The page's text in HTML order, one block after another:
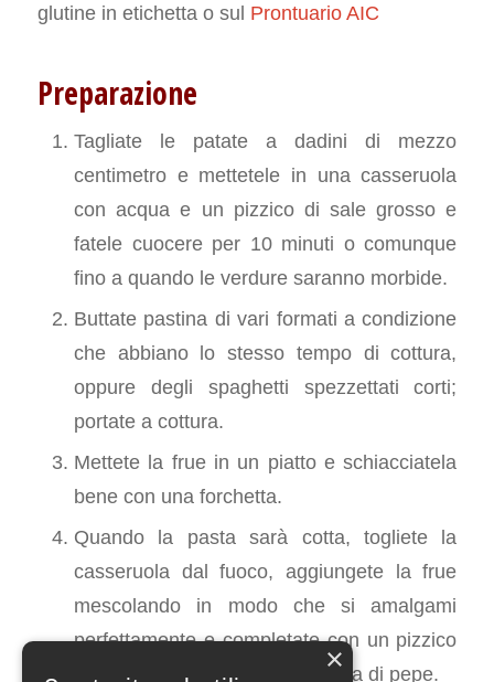
glutine in etichetta o sul Prontuario AIC
Preparazione
Tagliate le patate a dadini di mezzo
centimetro e mettetele in una casseruola
con acqua e un pizzico di sale grosso e
fatele cuocere per 10 minuti o comunque
fino a quando le verdure saranno morbide.
Buttate pastina di vari formati a condizione
che abbiano lo stesso tempo di cottura,
oppure degli spaghetti spezzettati corti;
portate a cottura.
Mettete la frue in un piatto e schiacciatela
bene con una forchetta.
Quando la pasta sarà cotta, togliete la
casseruola dal fuoco, aggiungete la frue
mescolando in modo che si amalgami
perfettamente e completate con un pizzico
di erbe a piacere e una macinata di pepe.
×